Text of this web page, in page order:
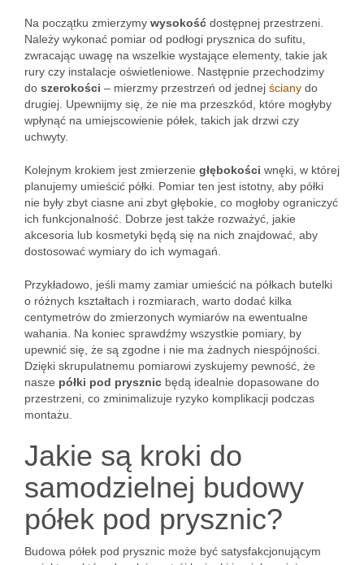
Na początku zmierzymy wysokość dostępnej przestrzeni.
Należy wykonać pomiar od podłogi prysznica do sufitu,
zwracając uwagę na wszelkie wystające elementy, takie jak
rury czy instalacje oświetleniowe. Następnie przechodzimy
do szerokości – mierzmy przestrzeń od jednej ściany do
drugiej. Upewnijmy się, że nie ma przeszkód, które mogłyby
wpłynąć na umiejscowienie półek, takich jak drzwi czy
uchwyty.
Kolejnym krokiem jest zmierzenie głębokości wnęki, w której
planujemy umieścić półki. Pomiar ten jest istotny, aby półki
nie były zbyt ciasne ani zbyt głębokie, co mogłoby ograniczyć
ich funkcjonalność. Dobrze jest także rozważyć, jakie
akcesoria lub kosmetyki będą się na nich znajdować, aby
dostosować wymiary do ich wymagań.
Przykładowo, jeśli mamy zamiar umieścić na półkach butelki
o różnych kształtach i rozmiarach, warto dodać kilka
centymetrów do zmierzonych wymiarów na ewentualne
wahania. Na koniec sprawdźmy wszystkie pomiary, by
upewnić się, że są zgodne i nie ma żadnych niespójności.
Dzięki skrupulatnemu pomiarowi zyskujemy pewność, że
nasze półki pod prysznic będą idealnie dopasowane do
przestrzeni, co zminimalizuje ryzyko komplikacji podczas
montażu.
Jakie są kroki do
samodzielnej budowy
półek pod prysznic?
Budowa półek pod prysznic może być satysfakcjonującym